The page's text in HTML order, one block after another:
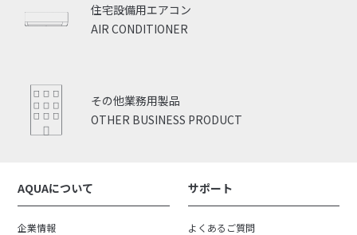
AIR CONDITIONER
住宅設備用エアコン
OTHER BUSINESS PRODUCT
その他業務用製品
AQUAについて
企業情報
サポート
よくあるご質問